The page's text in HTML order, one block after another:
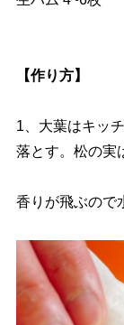
【作り方】
1、大葉はキッ
落とす。松の実
香りが飛ぶので